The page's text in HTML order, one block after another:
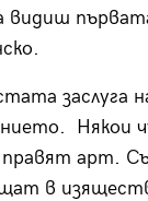
видиш
заслуга
Някои
арт.
в